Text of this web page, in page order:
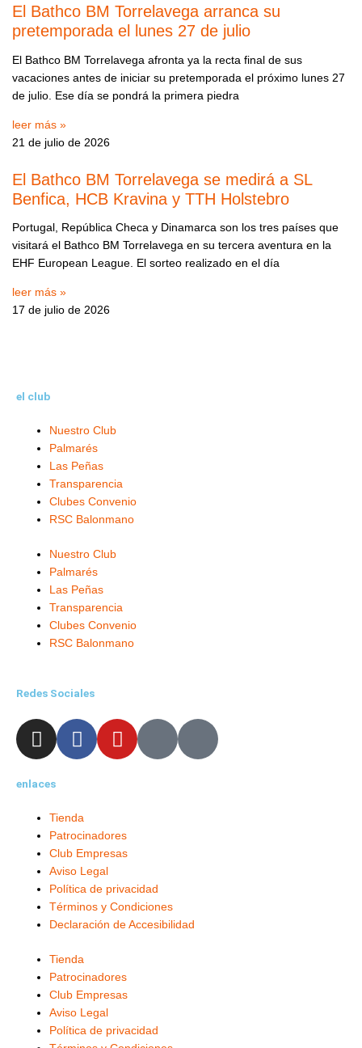
El Bathco BM Torrelavega arranca su
pretemporada el lunes 27 de julio
El Bathco BM Torrelavega afronta ya la recta final de sus
vacaciones antes de iniciar su pretemporada el próximo lunes 27
de julio. Ese día se pondrá la primera piedra
leer más »
21 de julio de 2026
El Bathco BM Torrelavega se medirá a SL
Benfica, HCB Kravina y TTH Holstebro
Portugal, República Checa y Dinamarca son los tres países que
visitará el Bathco BM Torrelavega en su tercera aventura en la
EHF European League. El sorteo realizado en el día
leer más »
17 de julio de 2026
el club
Nuestro Club
Palmarés
Las Peñas
Transparencia
Clubes Convenio
RSC Balonmano
Nuestro Club
Palmarés
Las Peñas
Transparencia
Clubes Convenio
RSC Balonmano
Redes Sociales
I
n
t
g
r
a
m
F
a
b
o
o
k
-
f
Y
o
b
e
X
r
L
enlaces
Tienda
Patrocinadores
Club Empresas
Aviso Legal
Política de privacidad
Términos y Condiciones
Declaración de Accesibilidad
Tienda
Patrocinadores
Club Empresas
Aviso Legal
Política de privacidad